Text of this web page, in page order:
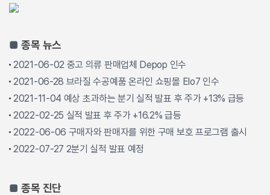
■종목 뉴스
2021-06-02 중고 의류 판매업체 Depop 인수
2021-06-28 브라질 수공예품 온라인 쇼핑몰 Elo7 인수
2021-11-04 예상 초과하는 분기 실적 발표 후 주가 +13% 급등
2022-02-25 실적 발표 후 주가 +16.2% 급등
2022-06-06 구매자와 판매자를 위한 구매 보호 프로그램 출시
2022-07-27 2분기 실적 발표 예정
■종목 진단